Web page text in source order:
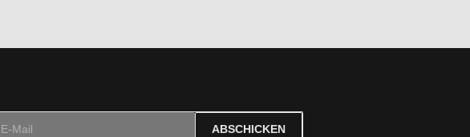
ABSCHICKEN